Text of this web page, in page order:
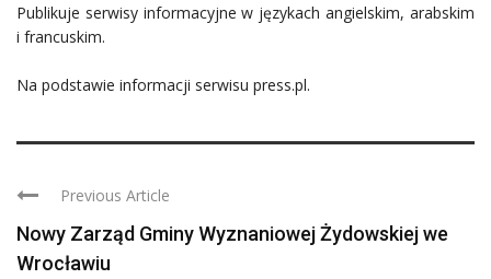
Publikuje serwisy informacyjne w językach angielskim, arabskim
i francuskim.
Na podstawie informacji serwisu press.pl.
Previous Article
Nowy Zarząd Gminy Wyznaniowej Żydowskiej we
Wrocławiu